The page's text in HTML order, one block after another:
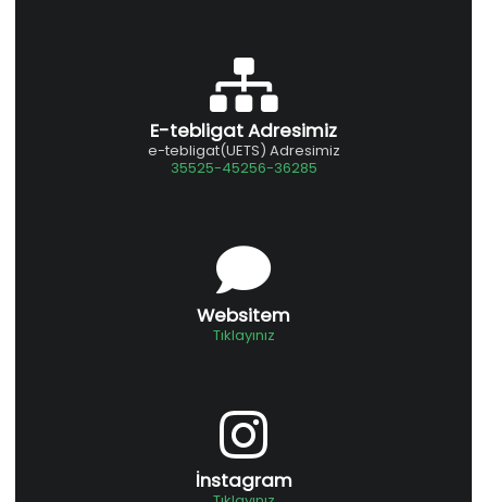
E-tebligat Adresimiz
e-tebligat(UETS) Adresimiz
35525-45256-36285
Websitem
Tıklayınız
İnstagram